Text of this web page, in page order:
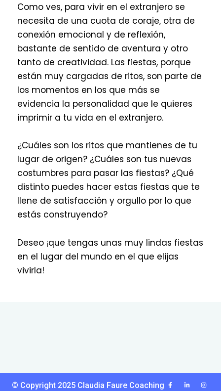
Como ves, para vivir en el extranjero se
necesita de una cuota de coraje, otra de
conexión emocional y de reflexión,
bastante de sentido de aventura y otro
tanto de creatividad. Las fiestas, porque
están muy cargadas de ritos, son parte de
los momentos en los que más se
evidencia la personalidad que le quieres
imprimir a tu vida en el extranjero.
¿Cuáles son los ritos que mantienes de tu
lugar de origen? ¿Cuáles son tus nuevas
costumbres para pasar las fiestas? ¿Qué
distinto puedes hacer estas fiestas que te
llene de satisfacción y orgullo por lo que
estás construyendo?
Deseo ¡que tengas unas muy lindas fiestas
en el lugar del mundo en el que elijas
vivirla!
© Copyright 2025 Claudia Faure Coaching